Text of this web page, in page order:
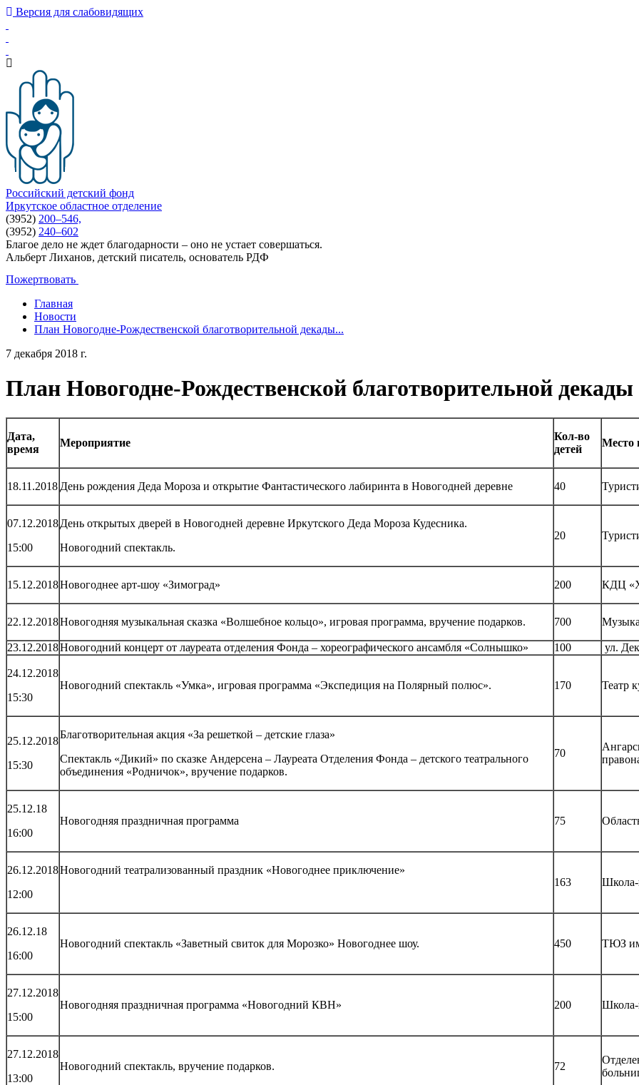
Версия для слабовидящих
Российский детский фонд
Иркутское областное отделение
(3952) 200–546,
(3952) 240–602
Благое дело не ждет благодарности – оно не устает совершаться.
Альберт Лиханов, детский писатель, основатель РДФ
Пожертвовать
Главная
Новости
План Новогодне-Рождественской благотворительной декады...
7 декабря 2018 г.
План Новогодне-Рождественской благотворительной декады
Дата,
время
Мероприятие
Кол-во
детей
Место
18.11.2018 День рождения Деда Мороза и открытие Фантастического лабиринта в Новогодней деревне 40
07.12.2018
15:00
День открытых дверей в Новогодней деревне Иркутского Деда Мороза Кудесника.
Новогодний спектакль.
20
15.12.2018Новогоднее арт-шоу «Зимоград» 200 КДЦ
22.12.2018Новогодняя музыкальная сказка «Волшебное кольцо», игровая программа, вручение подарков. 700
23.12.2018Новогодний концерт от лауреата отделения Фонда – хореографического ансамбля «Солнышко» 100 ул.
24.12.2018
15:30
Новогодний спектакль «Умка», игровая программа «Экспедиция на Полярный полюс». 170 Театр
25.12.2018
15:30
Благотворительная акция «За решеткой – детские глаза»
Спектакль «Дикий» по сказке Андерсена – Лауреата Отделения Фонда – детского театрального
объединения «Родничок», вручение подарков.
70
25.12.18
16:00
Новогодняя праздничная программа 75
26.12.2018
12:00
Новогодний театрализованный праздник «Новогоднее приключение»
163
Школа-
26.12.18
16:00
Новогодний спектакль «Заветный свиток для Морозко» Новогоднее шоу. 450 ТЮЗ
27.12.2018
15:00
Новогодняя праздничная программа «Новогодний КВН» 200 Школа-
27.12.2018
13:00
Новогодний спектакль, вручение подарков. 72